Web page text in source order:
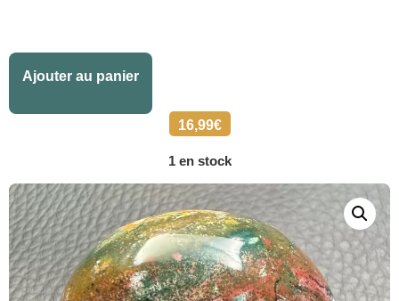
16,99€
1 en stock
Ajouter au panier